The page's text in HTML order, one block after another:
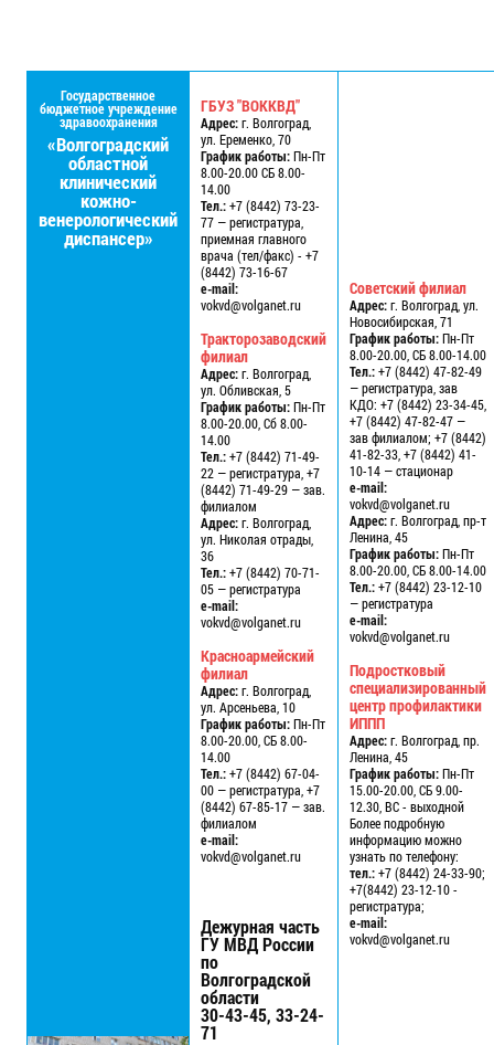
Государственное
бюджетное учреждение
здравоохранения
«Волгоградский
областной
клинический
кожно-
венерологический
диспансер»
ГБУЗ "ВОККВД"
Адрес:г. Волгоград,
ул. Еременко, 70
График работы:Пн-Пт
8.00-20.00 СБ 8.00-
14.00
Тел.:+7 (8442) 73-23-
77 — регистратура,
приемная главного
врача (тел/факс) - +7
(8442) 73-16-67
e-mail:
vokvd@volganet.ru
Тракторозаводский
филиал
Адрес:г. Волгоград,
ул. Обливская, 5
График работы:Пн-Пт
8.00-20.00, Сб 8.00-
14.00
Тел.:+7 (8442) 71-49-
22 — регистратура, +7
(8442) 71-49-29 — зав.
филиалом
Адрес:г. Волгоград,
ул. Николая отрады,
36
Тел.:+7 (8442) 70-71-
05 — регистратура
e-mail:
vokvd@volganet.ru
Красноармейский
филиал
Адрес:г. Волгоград,
ул. Арсеньева, 10
График работы:Пн-Пт
8.00-20.00, СБ 8.00-
14.00
Тел.:+7 (8442) 67-04-
00 — регистратура, +7
(8442) 67-85-17 — зав.
филиалом
e-mail:
vokvd@volganet.ru
Дежурная часть
ГУ МВД России
по
Волгоградской
области
30-43-45, 33-24-
71
Советский филиал
Адрес:г. Волгоград, ул.
Новосибирская, 71
График работы:Пн-Пт
8.00-20.00, СБ 8.00-14.00
Тел.:+7 (8442) 47-82-49
— регистратура, зав
КДО: +7 (8442) 23-34-45,
+7 (8442) 47-82-47 —
зав филиалом; +7 (8442)
41-82-33, +7 (8442) 41-
10-14 — стационар
e-mail:
vokvd@volganet.ru
Адрес:г. Волгоград, пр-т
Ленина, 45
График работы:Пн-Пт
8.00-20.00, СБ 8.00-14.00
Тел.:+7 (8442) 23-12-10
— регистратура
e-mail:
vokvd@volganet.ru
Подростковый
специализированный
центр профилактики
ИППП
Адрес:г. Волгоград, пр.
Ленина, 45
График работы:Пн-Пт
15.00-20.00, СБ 9.00-
12.30, ВС - выходной
Более подробную
информацию можно
узнать по телефону:
тел.:+7 (8442) 24-33-90;
+7(8442) 23-12-10 -
регистратура;
e-mail:
vokvd@volganet.ru